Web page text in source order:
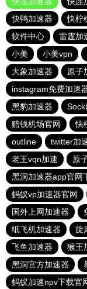
快鸭加速器
快柠
软件中心
雷霆加
小美
小美vpn
大象加速器
原子
instagram免费加速
黑豹加速器
赔钱机场官网
快
outline
twitter加
老王vqn加速
原
黑洞加速器app官网
蚂蚁vp加速器官网
国外上网加速器
纸飞机加速器
旋
飞鱼加速器
猴王
黑洞官方加速器
蚂蚁加速npv下载官